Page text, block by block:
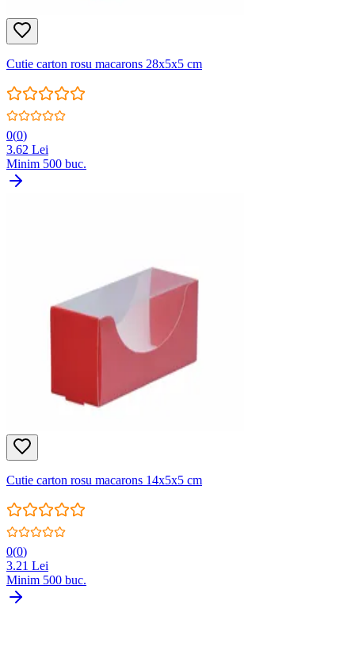
Cutie carton rosu macarons 28x5x5 cm
0(0)
3.62 Lei
Minim 500 buc.
Cutie carton rosu macarons 14x5x5 cm
0(0)
3.21 Lei
Minim 500 buc.